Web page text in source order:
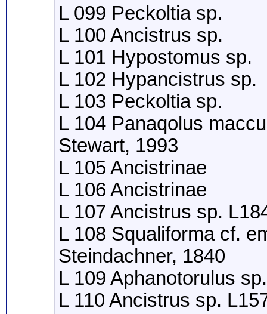
L 099 Peckoltia sp.
L 100 Ancistrus sp.
L 101 Hypostomus sp.
L 102 Hypancistrus sp.
L 103 Peckoltia sp.
L 104 Panaqolus
Stewart, 1993
L 105 Ancistrinae
L 106 Ancistrinae
L 107 Ancistrus sp.
L 108 Squaliforma cf.
Steindachner, 1840
L 109 Aphanotorulus sp.
L 110 Ancistrus sp.